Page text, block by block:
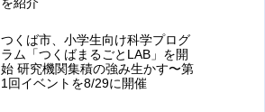
つくば市、小学生向け科学プログ
ラム「つくばまるごとLAB」を開
始 研究機関集積の強み生かす〜第
1回イベントを8/29に開催